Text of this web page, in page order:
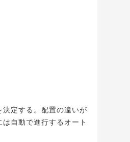
定する。配置の違いが
自動で進行するオート